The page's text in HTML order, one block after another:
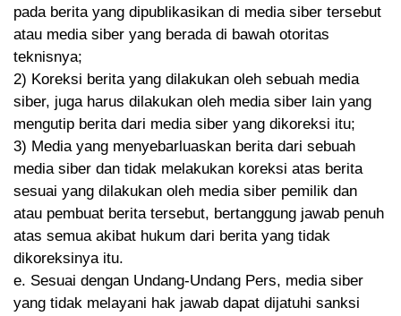
pada berita yang dipublikasikan di media siber tersebut
atau media siber yang berada di bawah otoritas
teknisnya;
2) Koreksi berita yang dilakukan oleh sebuah media
siber, juga harus dilakukan oleh media siber lain yang
mengutip berita dari media siber yang dikoreksi itu;
3) Media yang menyebarluaskan berita dari sebuah
media siber dan tidak melakukan koreksi atas berita
sesuai yang dilakukan oleh media siber pemilik dan
atau pembuat berita tersebut, bertanggung jawab penuh
atas semua akibat hukum dari berita yang tidak
dikoreksinya itu.
e. Sesuai dengan Undang-Undang Pers, media siber
yang tidak melayani hak jawab dapat dijatuhi sanksi